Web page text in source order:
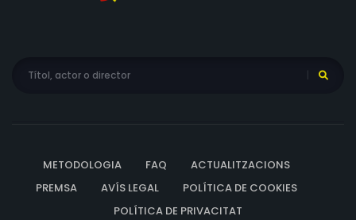
METODOLOGIA FAQ
ACTUALITZACIONS
PREMSA
AVÍS LEGAL
POLÍTICA DE COOKIES
POLÍTICA DE PRIVACITAT